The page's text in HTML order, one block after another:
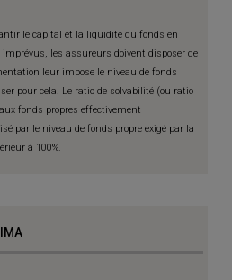
le capital et la liquidité du fonds en
les assureurs doivent disposer de
leur impose le niveau de fonds
pour cela. Le ratio de solvabilité (ou ratio
fonds propres effectivement
par le niveau de fonds propre exigé par la
à 100%.